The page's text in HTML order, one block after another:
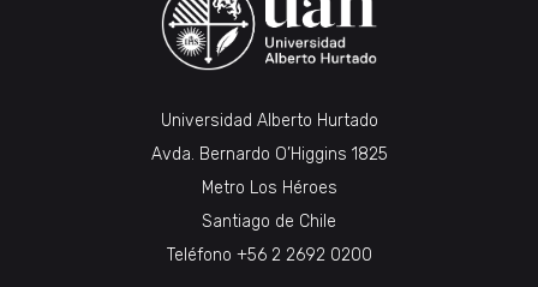
Universidad Alberto Hurtado
Avda. Bernardo O’Higgins 1825
Metro Los Héroes
Santiago de Chile
Teléfono +56 2 2692 0200